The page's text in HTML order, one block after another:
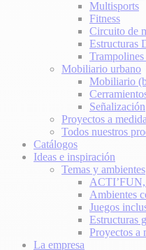
Multisports
Fitness
Circuito de
Estructuras
Mobiliario urbano
Mobiliario
Señalización
Proyectos a medida
Todos nuestros
Catálogos
Ideas e inspiración
Temas y ambientes
ACTI’FUN,
Ambientes
Juegos
Estructuras
Proyectos a
La empresa